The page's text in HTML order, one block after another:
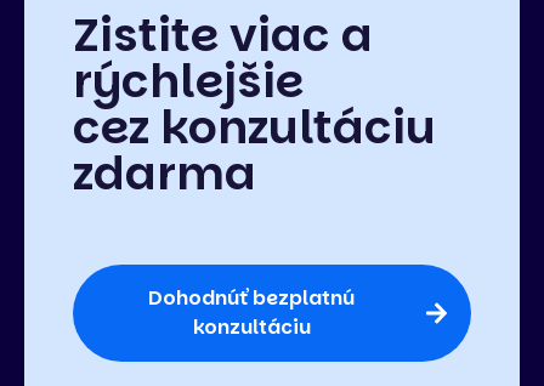
Zistite viac a
rýchlejšie
cez konzultáciu
zdarma
Dohodnúť bezplatnú
konzultáciu